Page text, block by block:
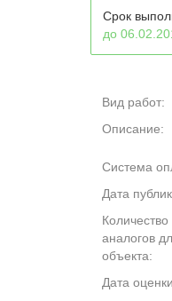
Срок
до
Вид работ:
Описание:
Система
Дата
аналогов
объекта:
Дата